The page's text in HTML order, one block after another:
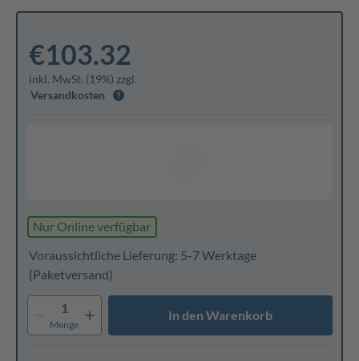
€103.32
inkl. MwSt. (19%) zzgl.
Versandkosten
Nur Online verfügbar
Voraussichtliche Lieferung: 5-7 Werktage
(Paketversand)
1
Menge
In den Warenkorb